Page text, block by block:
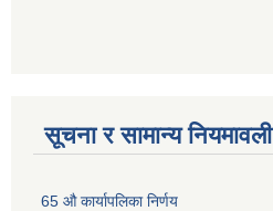
सूचना र सामान्य नियमावली
65 औ कार्यापलिका निर्णय